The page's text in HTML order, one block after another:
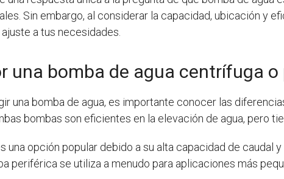
Sin embargo, al considerar la capacidad, ubicación y
a tus necesidades.
una bomba de agua centrífuga
una bomba de agua, es importante conocer las
bombas son eficientes en la elevación de agua, pero
una opción popular debido a su alta capacidad de caudal
periférica se utiliza a menudo para aplicaciones más